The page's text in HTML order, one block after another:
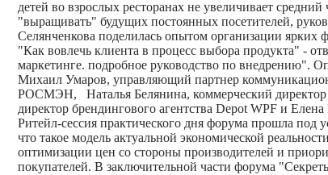
детей во взрослых ресторанах не увеличивает
"выращивать" будущих постоянных посетителей,
Селянченкова поделилась опытом организации
"Как вовлечь клиента в процесс выбора продукта" -
маркетинге. подробное руководство по внедрению".
Михаил Умаров, управляющий партнер
РОСМЭН, Наталья Белянина, коммерческий
директор брендингового агентства Depot WPF и
Ритейл-сессия практического дня форума прошла
что такое модель актуальной экономической
оптимизации цен со стороны производителей и
покупателей. В заключительной части форума